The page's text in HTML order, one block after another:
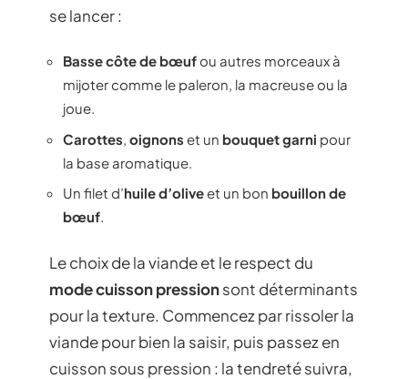
se lancer :
Basse côte de bœufou autres morceaux à
mijoter comme le paleron, la macreuse ou la
joue.
Carottes, oignons et un bouquet garni pour
la base aromatique.
Un filet d’huile d’oliveet un bon bouillon de
bœuf.
Le choix de la viande et le respect du
mode cuisson pressionsont déterminants
pour la texture. Commencez par rissoler la
viande pour bien la saisir, puis passez en
cuisson sous pression : la tendreté suivra,